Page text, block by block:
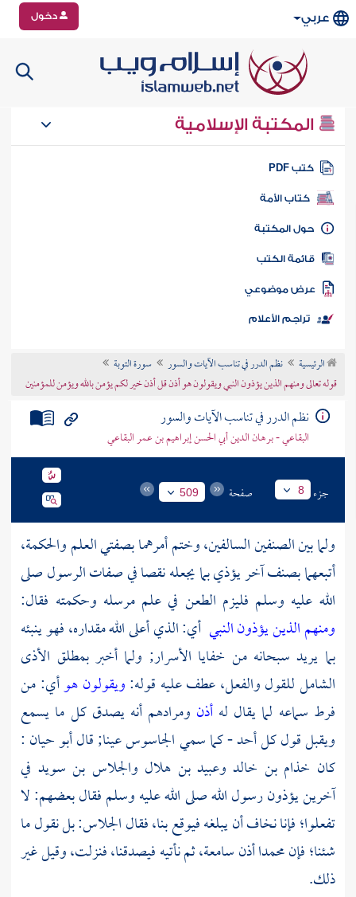
عربي دخول
المكتبة الإسلامية
كتب PDF
كتاب الأمة
المكتبة
الكتب
موضوعي
تراجم الأعلام
الرئيسية نظم الدرر في تناسب الآيات والسور
سورة التوبة
قوله تعالى ومنهم الذين يؤذون النبي ويقولون هو أذن قل أذن خير لكم يؤمن بالله ويؤمن للمؤمنين
نظم الدرر في تناسب الآيات والسور
البقاعي - برهان الدين أبي الحسن إبراهيم بن عمر البقاعي
جزء 8 صفحة 509
ولما بين الصنفين السالفين، وختم أمرهما بصفتي العلم والحكمة،
أتبعهما بصنف آخر يؤذي بما يجعله نقصا في صفات الرسول صلى
الله عليه وسلم فليزم الطعن في علم مرسله وحكمته فقال:
ومنهم الذين يؤذون النبي أي: الذي أعلى الله مقداره، فهو ينبئه
بما يريد سبحانه من خفايا الأسرار; ولما أخبر بمطلق الأذى
الشامل للقول والفعل، عطف عليه قوله:ويقولون هوأي: من
فرط سماعه لما يقال له أذن ومرادهم أنه يصدق كل ما يسمع
ويقبل قول كل أحد - كما سمي الجاسوس عينا; قالأبو حيان :
كان خذام بن خالد وعبيد بن هلال والجلاس بن سويد في
آخرين يؤذون رسول الله صلى الله عليه وسلم فقال بعضهم: لا
تفعلوا؛ فإنا نخاف أن يبلغه فيوقع بنا، فقالالجلاس:بل نقول ما
شئنا؛ فإنمحمداأذن سامعة، ثم نأتيه فيصدقنا، فنزلت، وقيل غير
ذلك.